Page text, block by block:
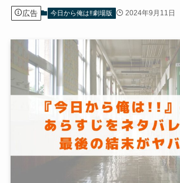
広告 今日から俺は‼劇場版 2024年9月11日